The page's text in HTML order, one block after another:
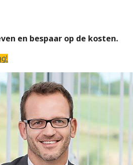
en bespaar op de kosten.